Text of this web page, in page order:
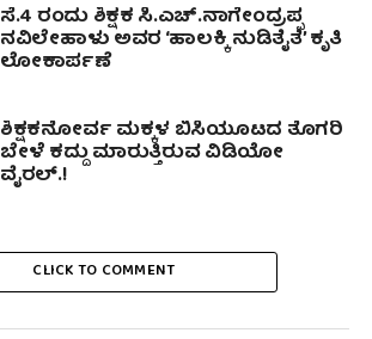
ಸೆ.4 ರಂದು ಶಿಕ್ಷಕ ಸಿ.ಎಚ್.ನಾಗೇಂದ್ರಪ್ಪ
ನವಿಲೇಹಾಳು ಅವರ ‘ಹಾಲಕ್ಕಿ ನುಡಿತೈತೆ’ ಕೃತಿ
ಲೋಕಾರ್ಪಣೆ
ಶಿಕ್ಷಕನೋರ್ವ ಮಕ್ಕಳ ಬಿಸಿಯೂಟದ ತೊಗರಿ
ಬೇಳೆ ಕದ್ದು ಮಾರುತ್ತಿರುವ ವಿಡಿಯೋ
ವೈರಲ್.!
CLICK TO COMMENT